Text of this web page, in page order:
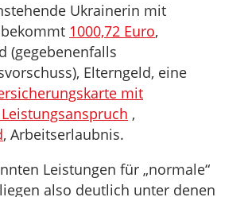
Ukrainerin mit
1000,72 Euro,
(gegebenenfalls
Elterngeld, eine
mit
,
, Arbeitserlaubnis.
Leistungen für „normale“
also deutlich unter denen